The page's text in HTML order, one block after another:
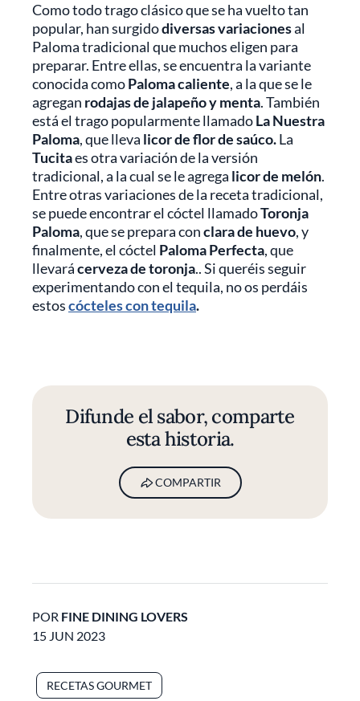
Como todo trago clásico que se ha vuelto tan
popular, han surgidodiversas variacionesal
Paloma tradicional que muchos eligen para
preparar. Entre ellas, se encuentra la variante
conocida comoPaloma caliente, a la que se le
agregan rodajas de jalapeño y menta. También
está el trago popularmente llamadoLa Nuestra
Paloma, que lleva licor de flor de saúco.La
Tucitaes otra variación de la versión
tradicional, a la cual se le agrega licor de melón.
Entre otras variaciones de la receta tradicional,
se puede encontrar el cóctel llamadoToronja
Paloma, que se prepara conclara de huevo, y
finalmente, el cóctel Paloma Perfecta, que
llevarácerveza de toronja.. Si queréis seguir
experimentando con el tequila, no os perdáis
estoscócteles con tequila.
Difunde el sabor, comparte
esta historia.
COMPARTIR
POR FINE DINING LOVERS
15 JUN 2023
RECETAS GOURMET